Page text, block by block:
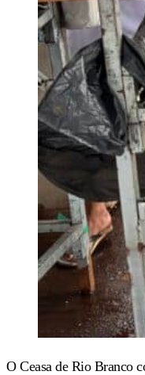
O Ceasa de Rio Branco